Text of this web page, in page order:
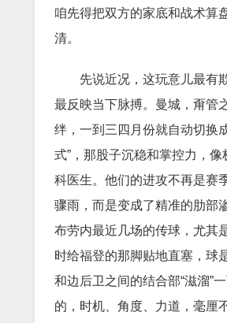
咱先得把双方的家底和战术算
清。
先说近况，这玩意儿最有
最反映当下脉搏。曼城，甭管
绊，一到三四月份就自动切换
式”，那股子沉稳和掌控力，像
科医生。他们的进攻不再是赛
骤雨，而是变成了精准的肋部
布劳内最近几场的传球，尤其
时给福登的那脚贴地直塞，球
和边后卫之间的结合部“滋溜”
的，时机、角度、力道，毫厘